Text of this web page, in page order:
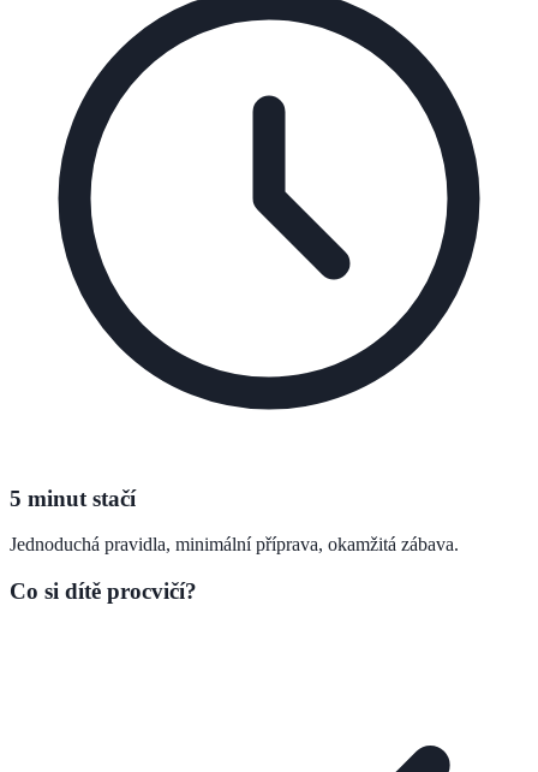
5 minut stačí
Jednoduchá pravidla, minimální příprava, okamžitá zábava.
Co si dítě procvičí?